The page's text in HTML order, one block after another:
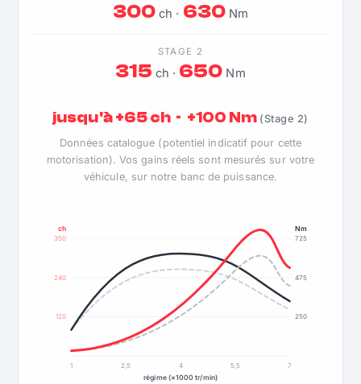
300 ch · 630Nm
STAGE 2
315 ch · 650 Nm
jusqu'à +65 ch · +100 Nm (Stage 2)
Données catalogue (potentiel indicatif pour cette
motorisation). Vos gains réels sont mesurés sur votre
véhicule, sur notre banc de puissance.
120
240
350
250
475
725
ch Nm
1 2,5 4 5,5
7
régime (×1000 tr/min)